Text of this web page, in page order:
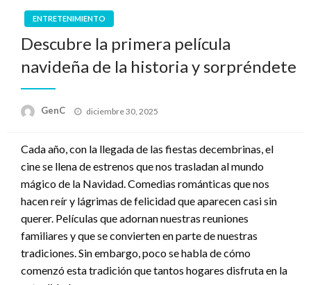
ENTRETENIMIENTO
Descubre la primera película
navideña de la historia y sorpréndete
GenC
Publicado
diciembre 30, 2025
Cada año, con la llegada de las fiestas decembrinas, el
cine se llena de estrenos que nos trasladan al mundo
mágico de la Navidad. Comedias románticas que nos
hacen reír y lágrimas de felicidad que aparecen casi sin
querer. Películas que adornan nuestras reuniones
familiares y que se convierten en parte de nuestras
tradiciones. Sin embargo, poco se habla de cómo
comenzó esta tradición que tantos hogares disfruta en la